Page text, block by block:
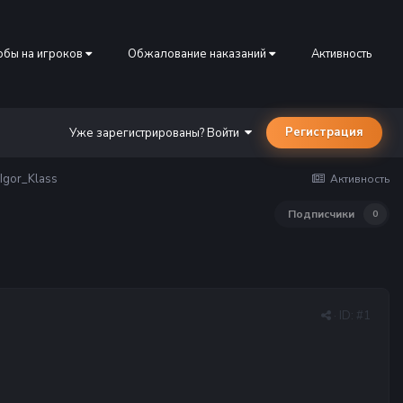
на игроков Обжалование наказаний Активность
Уже зарегистрированы? Войти Регистрация
Активность
Подписчики 0
· ID: #1